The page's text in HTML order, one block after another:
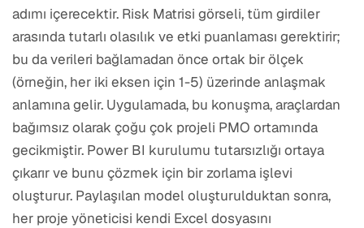
adımı içerecektir. Risk Matrisi görseli, tüm girdiler
arasında tutarlı olasılık ve etki puanlaması gerektirir;
bu da verileri bağlamadan önce ortak bir ölçek
(örneğin, her iki eksen için 1-5) üzerinde anlaşmak
anlamına gelir. Uygulamada, bu konuşma, araçlardan
bağımsız olarak çoğu çok projeli PMO ortamında
gecikmiştir. Power BI kurulumu tutarsızlığı ortaya
çıkarır ve bunu çözmek için bir zorlama işlevi
oluşturur. Paylaşılan model oluşturulduktan sonra,
her proje yöneticisi kendi Excel dosyasını